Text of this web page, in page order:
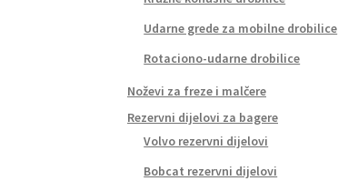
Udarne grede za mobilne drobilice
Rotaciono-udarne drobilice
Noževi za freze i malčere
Rezervni dijelovi za bagere
Volvo rezervni dijelovi
Bobcat rezervni dijelovi